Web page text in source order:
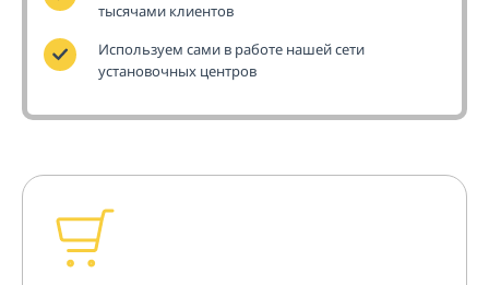
тысячами клиентов
Используем сами в работе нашей сети
установочных центров